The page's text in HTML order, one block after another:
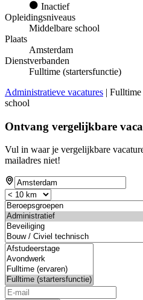
Inactief
Opleidingsniveaus
Middelbare school
Plaats
Amsterdam
Dienstverbanden
Fulltime (startersfunctie)
Administratieve vacatures |
school
Ontvang vergelijkbare
Vul in waar je vergelijkbare
mailadres niet!